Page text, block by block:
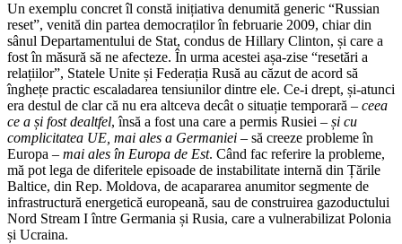
Un exemplu concret îl constă inițiativa denumită generic “Russian
reset”, venită din partea democraților în februarie 2009, chiar din
sânul Departamentului de Stat, condus de Hillary Clinton, și care a
fost în măsură să ne afecteze. În urma acestei așa-zise “resetări a
relațiilor”, Statele Unite și Federația Rusă au căzut de acord să
înghețe practic escaladarea tensiunilor dintre ele. Ce-i drept, și-atunci
era destul de clar că nu era altceva decât o situație temporară – ceea
ce a și fost dealtfel, însă a fost una care a permis Rusiei – și cu
complicitatea UE, mai ales a Germaniei – să creeze probleme în
Europa – mai ales în Europa de Est. Când fac referire la probleme,
mă pot lega de diferitele episoade de instabilitate internă din Țările
Baltice, din Rep. Moldova, de acapararea anumitor segmente de
infrastructură energetică europeană, sau de construirea gazoductului
Nord Stream I între Germania și Rusia, care a vulnerabilizat Polonia
și Ucraina.